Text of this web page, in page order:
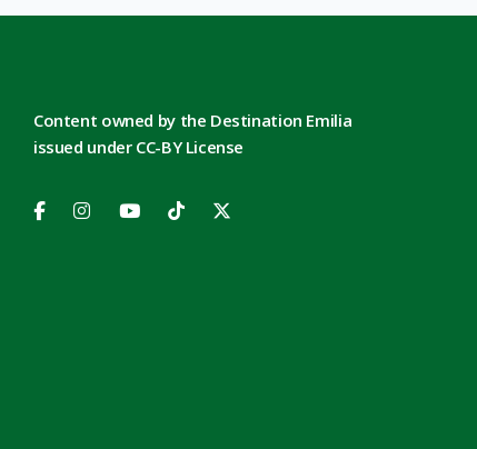
Content owned by the Destination Emilia
issued under CC-BY License